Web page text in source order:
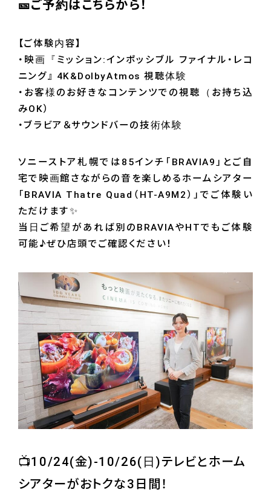
🎫ご予約はこちらから！
【ご体験内容】
・映画『ミッション:インポッシブル ファイナル・レコ
ニング』 4K&DolbyAtmos 視聴体験
・お客様のお好きなコンテンツでの視聴（お持ち込
みOK）
・ブラビア＆サウンドバーの技術体験
ソニーストア札幌では85インチ「BRAVIA9」とご自
宅で映画館さながらの音を楽しめるホームシアター
「BRAVIA Thatre Quad（HT-A9M2）」でご体験い
ただけます✨
当日ご希望があれば別のBRAVIAやHTでもご体験
可能♪ぜひ店頭でご確認ください！
📺10/24(金)-10/26(日)テレビとホーム
シアターがおトクな3日間！